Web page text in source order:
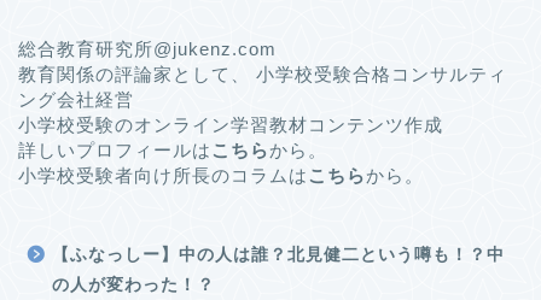
総合教育研究所@jukenz.com
教育関係の評論家として、 小学校受験合格コンサルティ
ング会社経営
小学校受験のオンライン学習教材コンテンツ作成
詳しいプロフィールはこちらから。
小学校受験者向け所長のコラムはこちらから。
【ふなっしー】中の人は誰？北見健二という噂も！？中
の人が変わった！？